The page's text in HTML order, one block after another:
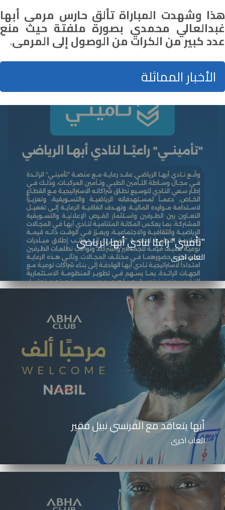
هذا وشهدت المباراة تألق حارس مرمى أبها
غبدالعالي محمدي بصورة ملفتة حيث منع
عدد كبير من الكرات من الوصول إلى المرمى.
الأخبار المماثلة
"تأميني" راعيًا لنادي أبها الرياضي
العاب اخرى
أبها يتعاقد مع الفرنسي نبيل فقير
العاب اخرى